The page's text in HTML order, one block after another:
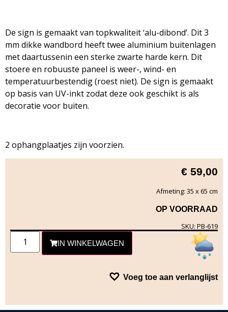
De sign is gemaakt van topkwaliteit ‘alu-dibond’. Dit 3
mm dikke wandbord heeft twee aluminium buitenlagen
met daartussenin een sterke zwarte harde kern. Dit
stoere en robuuste paneel is weer-, wind- en
temperatuurbestendig (roest niet). De sign is gemaakt
op basis van UV-inkt zodat deze ook geschikt is als
decoratie voor buiten.
2 ophangplaatjes zijn voorzien.
€ 59,00
Afmeting: 35 x 65 cm
OP VOORRAAD
SKU: PB-619
IN WINKELWAGEN
Voeg toe aan verlanglijst